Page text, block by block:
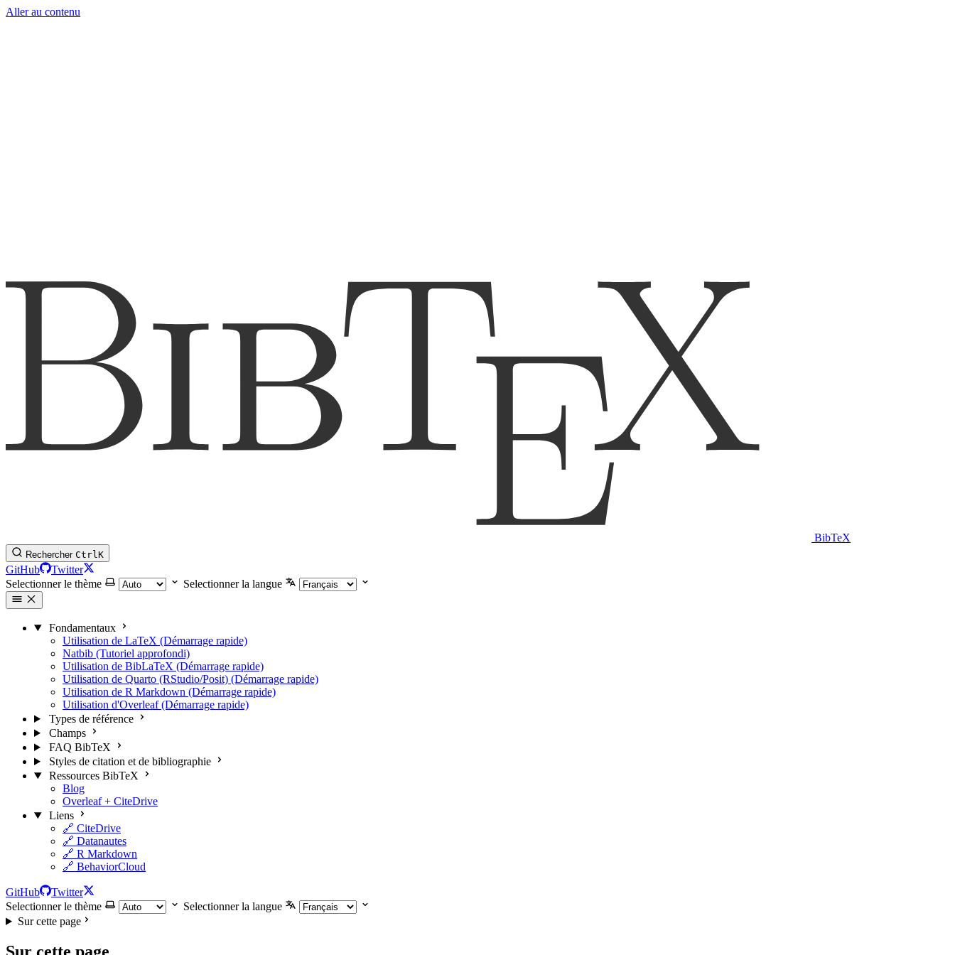
Aller au contenu
BibTeX
Rechercher CtrlK
GitHub
Twitter
Selectionner le thème
Selectionner la langue
Fondamentaux
Utilisation de LaTeX (Démarrage rapide)
Natbib (Tutoriel approfondi)
Utilisation de BibLaTeX (Démarrage rapide)
Utilisation de Quarto (RStudio/Posit) (Démarrage rapide)
Utilisation de R Markdown (Démarrage rapide)
Utilisation d'Overleaf (Démarrage rapide)
Types de référence
Champs
FAQ BibTeX
Styles de citation et de bibliographie
Ressources BibTeX
Blog
Overleaf + CiteDrive
Liens
🔗 CiteDrive
🔗 Datanautes
🔗 R Markdown
🔗 BehaviorCloud
GitHub
Twitter
Selectionner le thème
Selectionner la langue
Sur cette page